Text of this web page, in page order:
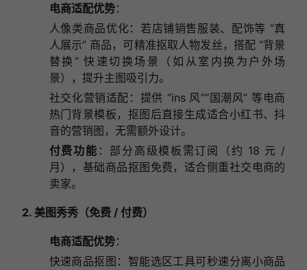
电商适配优势：
人像类商品优化：若店铺销售服装、配饰等 “真
人展示” 商品，可精准抠取人物发丝，搭配 “背景
替换” 快速切换场景（如从室内换为户外场
景），提升主图吸引力。
社交化营销适配：提供 “ins 风”“国潮风” 等电商
热门背景模板，抠图后直接生成适合小红书、抖
音的营销图，无需额外设计。
付费功能 ：部分高级模板需订阅（约 18 元 /
月），基础商品抠图免费，适合侧重社交电商的
卖家。
2. 美图秀秀（免费 / 付费）
电商适配优势：
快速商品抠图：智能选区工具可秒速分离小商品